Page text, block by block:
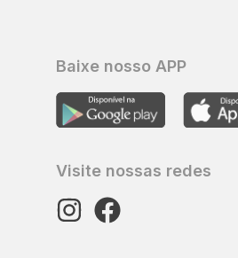
Baixe nosso APP
Visite nossas redes